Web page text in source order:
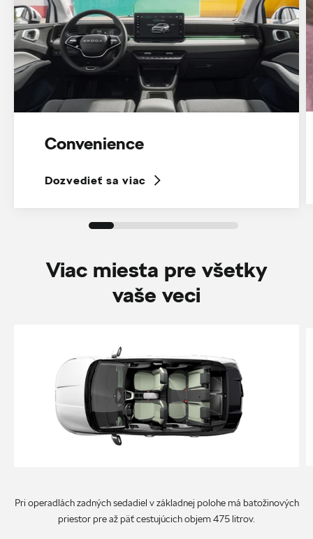
Convenience
Dozvedieť sa viac
Viac miesta pre všetky
vaše veci
Pri operadlách zadných sedadiel v základnej polohe má batožinových
priestor pre až päť cestujúcich objem 475 litrov.